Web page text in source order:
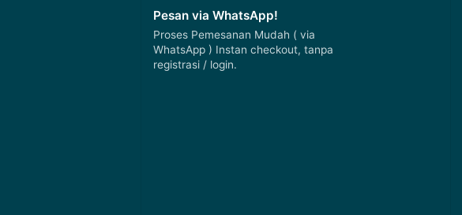
Pesan via WhatsApp!
Proses Pemesanan Mudah ( via
WhatsApp ) Instan checkout, tanpa
registrasi / login.